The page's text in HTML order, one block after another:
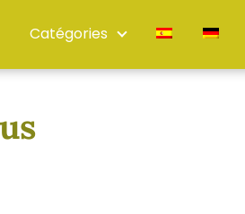
Catégories